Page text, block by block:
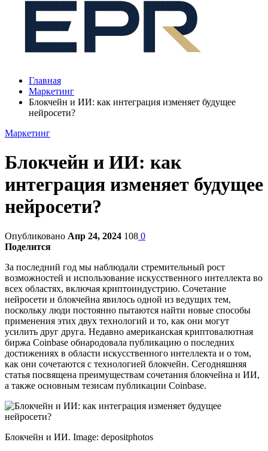
Главная
Маркетинг
Блокчейн и ИИ: как интеграция изменяет будущее
нейросети?
Маркетинг
Блокчейн и ИИ: как
интеграция изменяет будущее
нейросети?
Опубликовано Апр 24, 2024 108 0
Поделится
За последний год мы наблюдали стремительный рост
возможностей и использование искусственного интеллекта во
всех областях, включая криптоиндустрию. Сочетание
нейросети и блокчейна явилось одной из ведущих тем,
поскольку люди постоянно пытаются найти новые способы
применения этих двух технологий и то, как они могут
усилить друг друга. Недавно американская криптовалютная
биржа Coinbase обнародовала публикацию о последних
достижениях в области искусственного интеллекта и о том,
как они сочетаются с технологией блокчейн. Сегодняшняя
статья посвящена преимуществам сочетания блокчейна и ИИ,
а также основным тезисам публикации Coinbase.
Блокчейн и ИИ. Image: depositphotos